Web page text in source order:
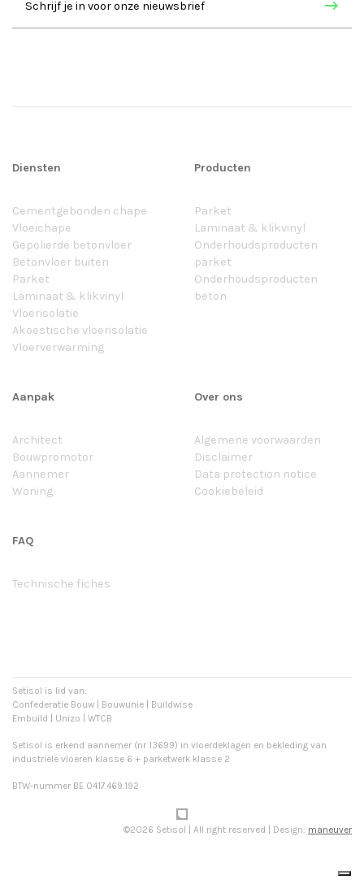
Diensten
Cementgebonden chape
Vloeichape
Gepolierde betonvloer
Betonvloer buiten
Parket
Laminaat & klikvinyl
Vloerisolatie
Akoestische vloerisolatie
Vloerverwarming
Producten
Parket
Laminaat & klikvinyl
Onderhoudsproducten
parket
Onderhoudsproducten
beton
Aanpak
Architect
Bouwpromotor
Aannemer
Woning
Over ons
Algemene voorwaarden
Disclaimer
Data protection notice
Cookiebeleid
FAQ
Technische fiches
Setisol is lid van:
Confederatie Bouw | Bouwunie | Buildwise
Embuild | Unizo | WTCB
Setisol is erkend aannemer (nr 13699) in vloerdeklagen en bekleding van
industriële vloeren klasse 6 + parketwerk klasse 2
BTW-nummer BE 0417.469.192
©2026 Setisol | All right reserved | Design: maneuver